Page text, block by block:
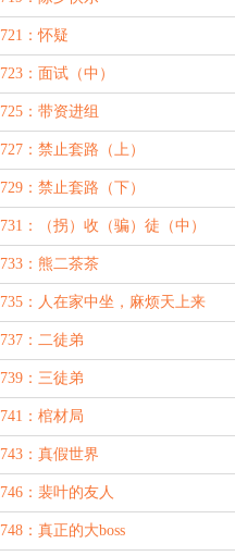
721：怀疑
723：面试（中）
725：带资进组
727：禁止套路（上）
729：禁止套路（下）
731：（拐）收（骗）徒（中）
733：熊二茶茶
735：人在家中坐，麻烦天上来
737：二徒弟
739：三徒弟
741：棺材局
743：真假世界
746：裴叶的友人
748：真正的大boss